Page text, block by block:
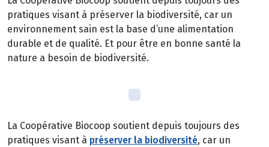
pratiques visant à préserver la biodiversité, car un
environnement sain est la base d’une alimentation
durable et de qualité. Et pour être en bonne santé la
nature a besoin de biodiversité.
La Coopérative Biocoop soutient depuis toujours des
pratiques visant à préserver la biodiversité, car un